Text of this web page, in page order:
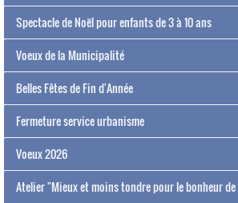
Spectacle de Noël pour enfants de 3 à 10 ans
Voeux de la Municipalité
Belles Fêtes de Fin d'Année
Fermeture service urbanisme
Voeux 2026
Atelier "Mieux et moins tondre pour le bonheur